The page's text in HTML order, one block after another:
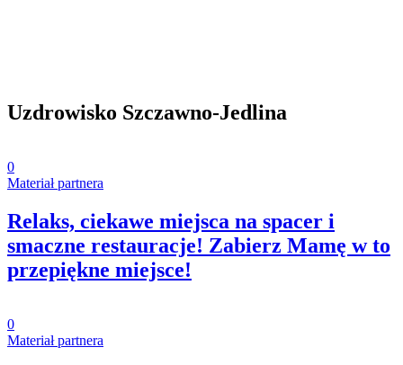
Uzdrowisko Szczawno-Jedlina
0
Materiał partnera
Relaks, ciekawe miejsca na spacer i
smaczne restauracje! Zabierz Mamę w to
przepiękne miejsce!
0
Materiał partnera